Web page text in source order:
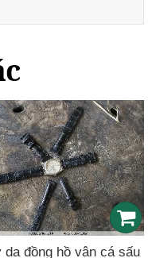
da đồng hồ vân cá sấu